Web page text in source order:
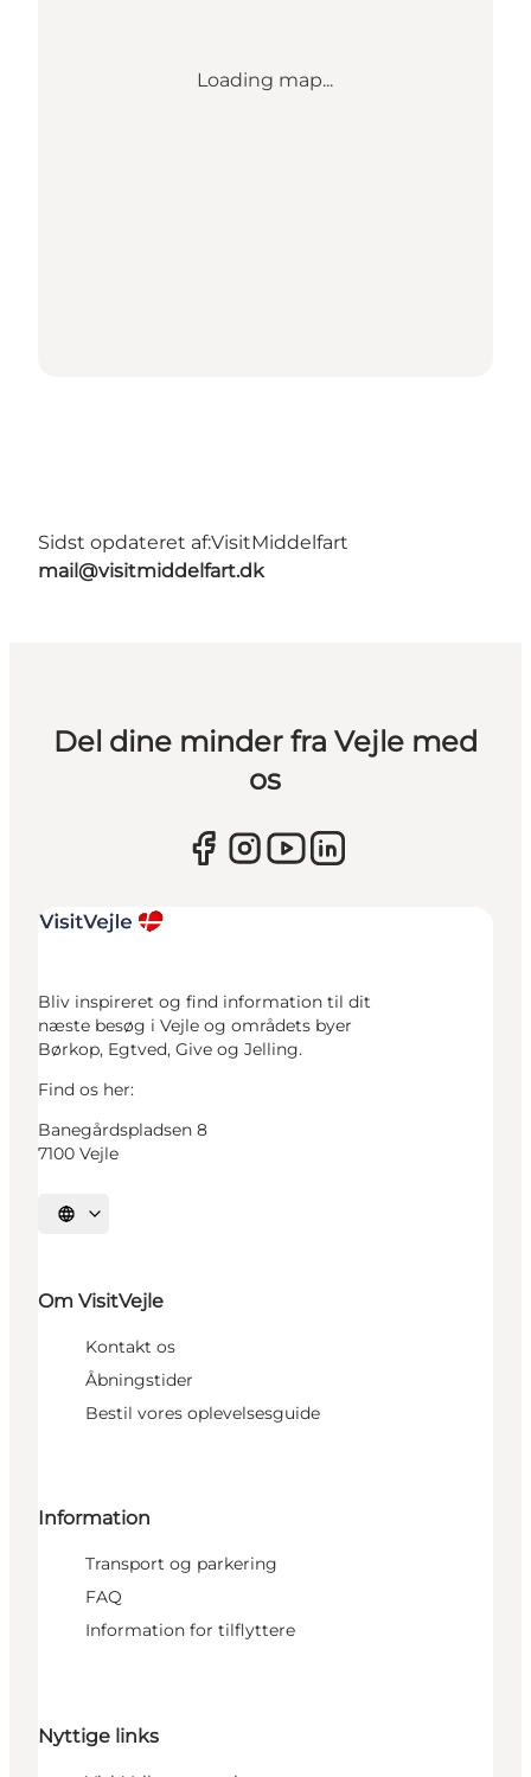
Loading map...
Sidst opdateret af:VisitMiddelfart
mail@visitmiddelfart.dk
Del dine minder fra Vejle med
os
Bliv inspireret og find information til dit
næste besøg i Vejle og områdets byer
Børkop, Egtved, Give og Jelling.
Find os her:
Banegårdspladsen 8
7100 Vejle
Vælg sprog
Om VisitVejle
Kontakt os
Åbningstider
Bestil vores oplevelsesguide
Information
Transport og parkering
FAQ
Information for tilflyttere
Nyttige links